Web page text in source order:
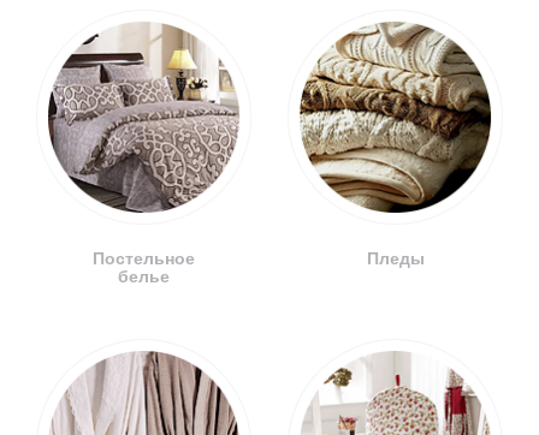
Постельное
белье
Пледы